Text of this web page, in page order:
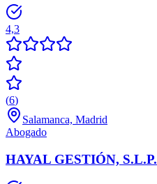
4,3
(6)
Salamanca, Madrid
Abogado
HAYAL GESTIÓN, S.L.P.